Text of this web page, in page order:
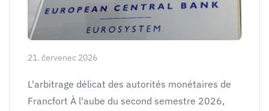
21. červenec 2026
L'arbitrage délicat des autorités monétaires de
Francfort À l'aube du second semestre 2026,